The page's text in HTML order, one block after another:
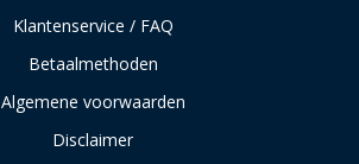
Klantenservice / FAQ
Betaalmethoden
Algemene voorwaarden
Disclaimer